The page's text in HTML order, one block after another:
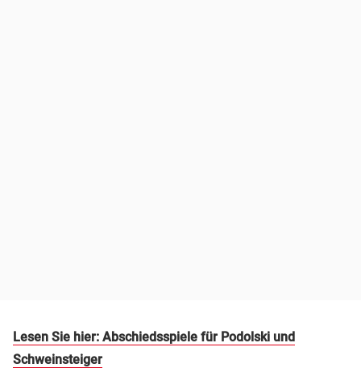
Lesen Sie hier: Abschiedsspiele für Podolski und
Schweinsteiger